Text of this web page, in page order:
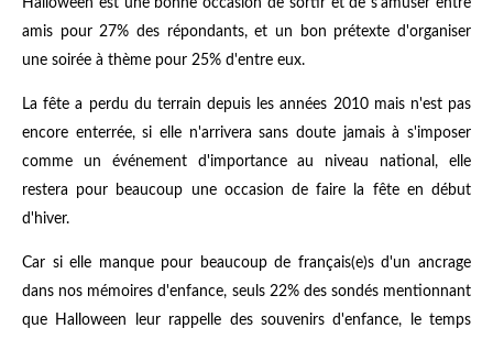
Halloween est une bonne occasion de sortir et de s'amuser entre
amis pour 27% des répondants, et un bon prétexte d'organiser
une soirée à thème pour 25% d'entre eux.
La fête a perdu du terrain depuis les années 2010 mais n'est pas
encore enterrée, si elle n'arrivera sans doute jamais à s'imposer
comme un événement d'importance au niveau national, elle
restera pour beaucoup une occasion de faire la fête en début
d'hiver.
Car si elle manque pour beaucoup de français(e)s d'un ancrage
dans nos mémoires d'enfance, seuls 22% des sondés mentionnant
que Halloween leur rappelle des souvenirs d'enfance, le temps